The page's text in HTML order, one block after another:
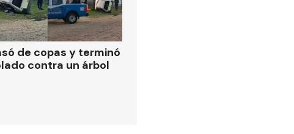
de copas y terminó
contra un árbol